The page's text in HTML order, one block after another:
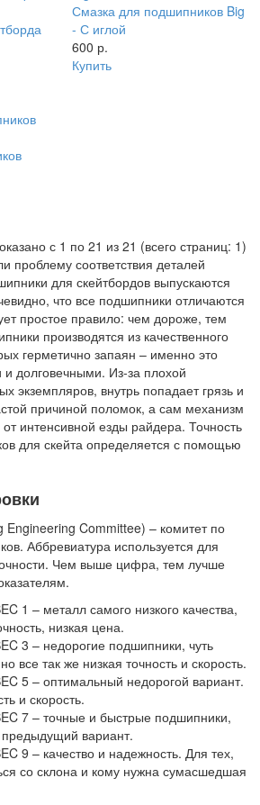
Смазка для подшипников Big
- С иглой
600 р.
Купить
с 1 по 21 из 21 (всего страниц: 1)
проблему соответствия деталей
для скейтбордов выпускаются
что все подшипники отличаются
простое правило: чем дороже, тем
производятся из качественного
герметично запаян – именно это
долговечными. Из-за плохой
экземпляров, внутрь попадает грязь и
причиной поломок, а сам механизм
интенсивной езды райдера. Точность
для скейта определяется с помощью
Engineering Committee) – комитет по
Аббревиатура используется для
Чем выше цифра, тем лучше
1 – металл самого низкого качества,
низкая цена.
3 – недорогие подшипники, чуть
все так же низкая точность и скорость.
5 – оптимальный недорогой вариант.
и скорость.
7 – точные и быстрые подшипники,
вариант.
9 – качество и надежность. Для тех,
со склона и кому нужна сумасшедшая